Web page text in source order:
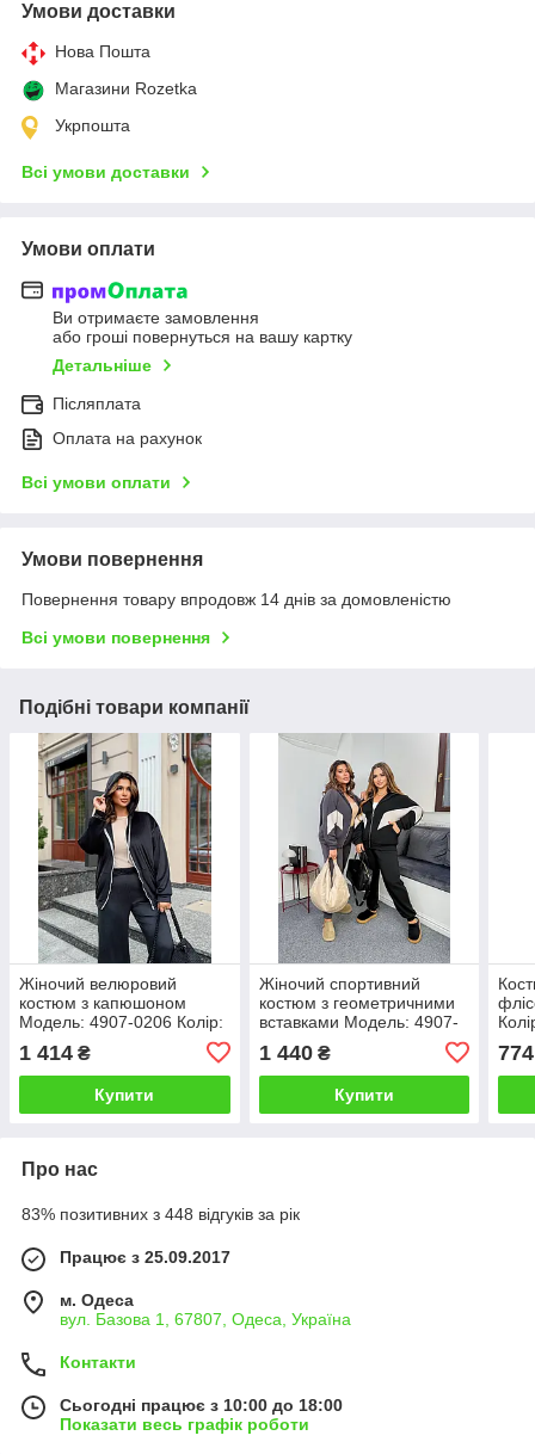
Умови доставки
Нова Пошта
Магазини Rozetka
Укрпошта
Всі умови доставки
Умови оплати
Ви отримаєте замовлення
або гроші повернуться на вашу картку
Детальніше
Післяплата
Оплата на рахунок
Всі умови оплати
Умови повернення
Повернення товару впродовж 14 днів за домовленістю
Всі умови повернення
Подібні товари компанії
Жіночий велюровий
костюм з капюшоном
Модель: 4907-0206 Колір:
чорний, фісташка, мокко,
електрик
1 414 ₴
Купити
Жіночий спортивний
костюм з геометричними
вставками Модель: 4907-
шоколад, графіт, чорний
1 440₴
Купити
774
Про нас
83% позитивних з 448 відгуків за рік
Працює з 25.09.2017
м. Одеса
вул. Базова 1, 67807, Одеса, Україна
Контакти
Сьогодні працює з 10:00 до 18:00
Показати весь графік роботи